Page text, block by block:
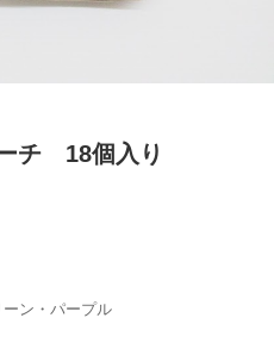
チ 18個入り
ン・パープル